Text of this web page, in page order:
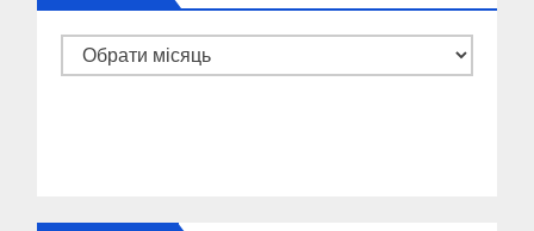
Архіви